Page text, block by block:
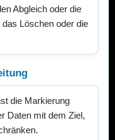
Abgleich oder die
Löschen oder die
die Markierung
Daten mit dem Ziel,